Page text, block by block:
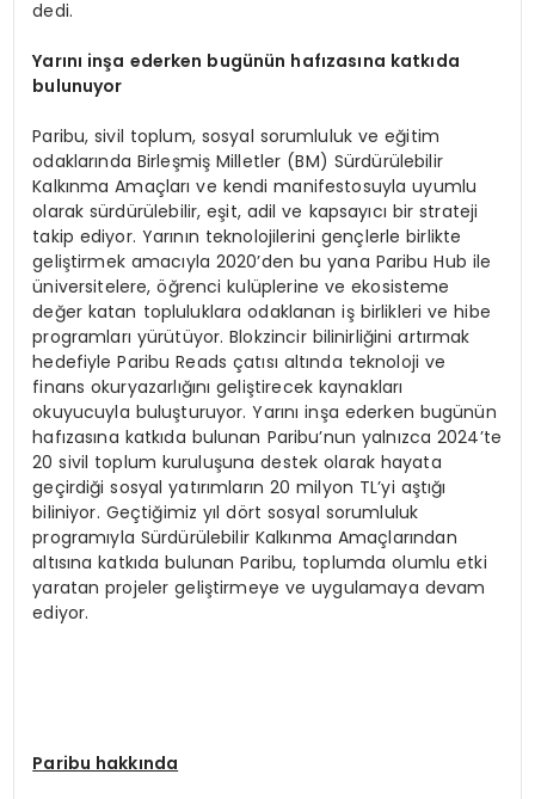
dedi.
Yarını inşa ederken bugünün hafızasına katkıda
bulunuyor
Paribu, sivil toplum, sosyal sorumluluk ve eğitim
odaklarında Birleşmiş Milletler (BM) Sürdürülebilir
Kalkınma Amaçları ve kendi manifestosuyla uyumlu
olarak sürdürülebilir, eşit, adil ve kapsayıcı bir strateji
takip ediyor. Yarının teknolojilerini gençlerle birlikte
geliştirmek amacıyla 2020’den bu yana Paribu Hub ile
üniversitelere, öğrenci kulüplerine ve ekosisteme
değer katan topluluklara odaklanan iş birlikleri ve hibe
programları yürütüyor. Blokzincir bilinirliğini artırmak
hedefiyle Paribu Reads çatısı altında teknoloji ve
finans okuryazarlığını geliştirecek kaynakları
okuyucuyla buluşturuyor. Yarını inşa ederken bugünün
hafızasına katkıda bulunan Paribu’nun yalnızca 2024’te
20 sivil toplum kuruluşuna destek olarak hayata
geçirdiği sosyal yatırımların 20 milyon TL’yi aştığı
biliniyor. Geçtiğimiz yıl dört sosyal sorumluluk
programıyla Sürdürülebilir Kalkınma Amaçlarından
altısına katkıda bulunan Paribu, toplumda olumlu etki
yaratan projeler geliştirmeye ve uygulamaya devam
ediyor.
Paribu hakkında